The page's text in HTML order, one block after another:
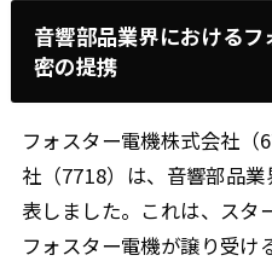
音響部品業界における
密の提携
フォスター電機株式会社（
社（7718）は、音響部品
表しました。これは、スタ
フォスター電機が譲り受け